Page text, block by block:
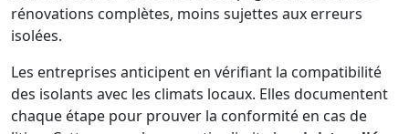
rénovations complètes, moins sujettes aux erreurs
isolées.
Les entreprises anticipent en vérifiant la compatibilité
des isolants avec les climats locaux. Elles documentent
chaque étape pour prouver la conformité en cas de